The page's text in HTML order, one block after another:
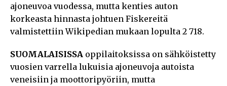
ajoneuvoa vuodessa, mutta kenties auton
korkeasta hinnasta johtuen Fiskereitä
valmistettiin Wikipedian mukaan lopulta 2 718.
SUOMALAISISSA oppilaitoksissa on sähköistetty
vuosien varrella lukuisia ajoneuvoja autoista
veneisiin ja moottoripyöriin, mutta